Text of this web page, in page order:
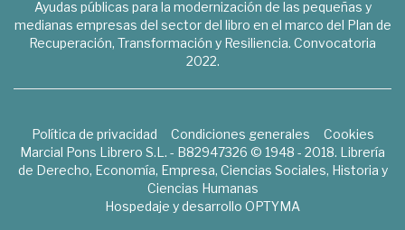
Ayudas públicas para la modernización de las pequeñas y
medianas empresas del sector del libro en el marco del Plan de
Recuperación, Transformación y Resiliencia. Convocatoria
2022.
Política de privacidad Condiciones generales
Cookies
Marcial Pons Librero S.L. - B82947326 © 1948 - 2018. Librería
de Derecho, Economía, Empresa, Ciencias Sociales, Historia y
Ciencias Humanas
Hospedaje y desarrollo OPTYMA